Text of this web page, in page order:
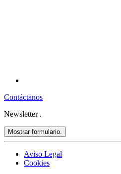
Contáctanos
Newsletter .
Mostrar formulario.
Aviso Legal
Cookies